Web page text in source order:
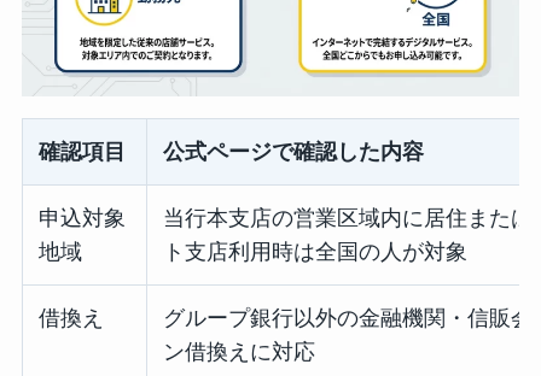
確認項目 公式ページで確認した内容
申込対象
地域
当行本支店の営業区域内に居住また
ト支店利用時は全国の人が対象
借換え
グループ銀行以外の金融機関・信販
ン借換えに対応